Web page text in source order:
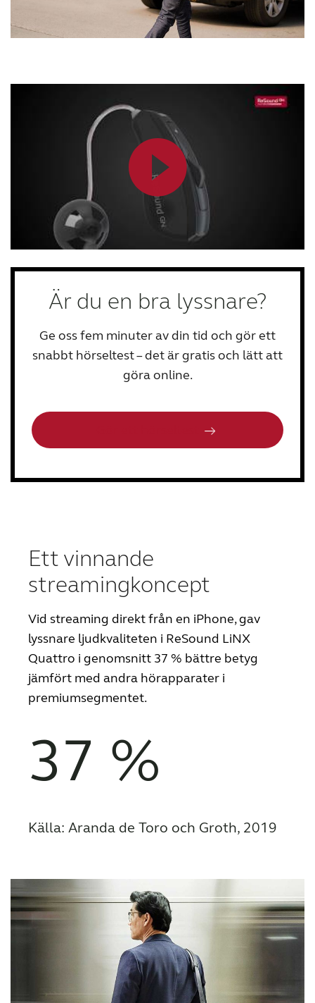
Är du en bra lyssnare?
Ge oss fem minuter av din tid och gör ett
snabbt hörseltest – det är gratis och lätt att
göra online.
Ett vinnande
streamingkoncept
Vid streaming direkt från en iPhone,gav
lyssnare ljudkvaliteten i ReSound LiNX
Quattro i genomsnitt 37 % bättre betyg
jämfört med andra hörapparater i
premiumsegmentet.
37 %
Källa: Aranda de Toro och Groth, 2019